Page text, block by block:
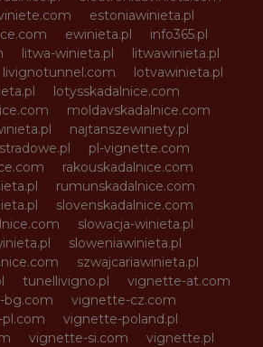
estoniawinieta.pl
ewinieta.pl
info365.pl
litwa-winieta.pl
litwawinieta.pl
livignotunnel.com
lotvawinieta.pl
lotysskadalnice.com
moldavskadalnice.com
najtanszewiniety.pl
pl-vignette.com
rakouskadalnice.com
rumunskadalnice.com
slovenskadalnice.com
slowacja-winieta.pl
sloweniawinieta.pl
szwajcariawinieta.pl
tunellivigno.pl
vignette-at.com
vignette-cz.com
vignette-poland.pl
vignette-si.com
vignette.pl